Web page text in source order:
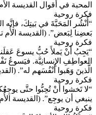
المحبة في أقوال القديسة الأُم
فكرة روحية
“أُنْشُر المَحَبَّةَ في بَيتِكَ، فإِنَّه
بَعضِنا لِبَعض”. (القديسة الأُم تريزا دي
فكرة روحية
“يَجِبُ أَنْ يَملأَ حُبُّ يسوعَ عَقلَنا
العواطِفِ الإِنسانِيَّة. فيَسوعُ
الَّذينَ وَهَبوا أَنْفُسَهم له”. (القديسة
فكرة روحية
“لا تَخشوا أَنْ تُحِبُّوا حتَّى
ينبغي أن يوجِع”. (القديسة الأُم تريزا
فكرة روحية